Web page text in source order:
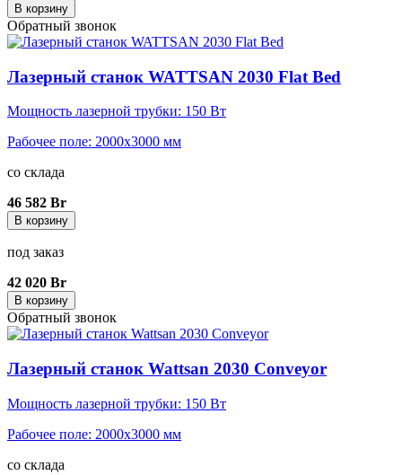
В корзину
Обратный звонок
Лазерный станок WATTSAN 2030 Flat Bed
Мощность лазерной трубки: 150 Вт
Рабочее поле: 2000x3000 мм
со склада
46 582 Br
В корзину
под заказ
42 020 Br
В корзину
Обратный звонок
Лазерный станок Wattsan 2030 Conveyor
Мощность лазерной трубки: 150 Вт
Рабочее поле: 2000x3000 мм
со склада